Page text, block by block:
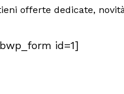
su ciascun
della protesi.
e la qualità
offerte dedicate,
id=1]